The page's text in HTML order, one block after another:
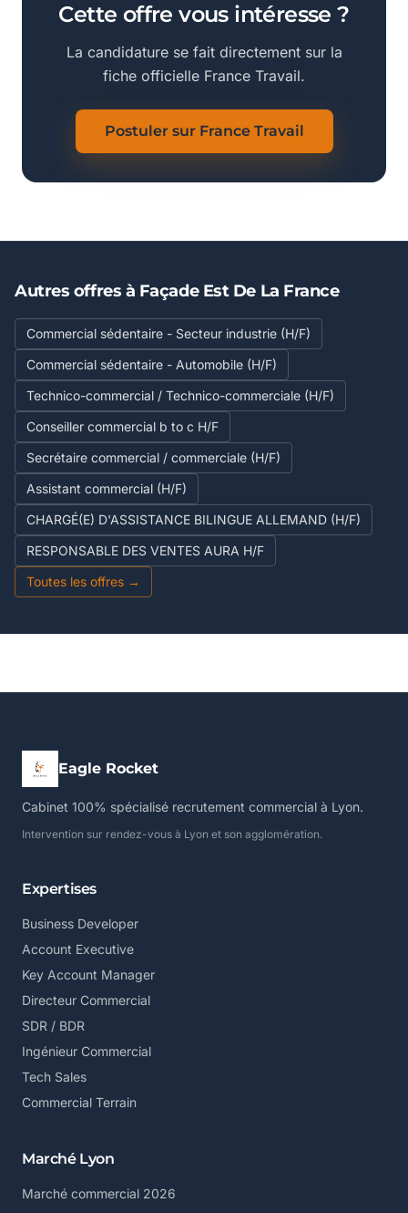
Cette offre vous intéresse ?
La candidature se fait directement sur la
fiche officielle France Travail.
Postuler sur France Travail
Autres offres à Façade Est De La France
Commercial sédentaire - Secteur industrie (H/F)
Commercial sédentaire - Automobile (H/F)
Technico-commercial / Technico-commerciale (H/F)
Conseiller commercial b to c H/F
Secrétaire commercial / commerciale (H/F)
Assistant commercial (H/F)
CHARGÉ(E) D'ASSISTANCE BILINGUE ALLEMAND (H/F)
RESPONSABLE DES VENTES AURA H/F
Toutes les offres →
Eagle Rocket
Cabinet 100% spécialisé recrutement commercial à Lyon.
Intervention sur rendez-vous à Lyon et son agglomération.
Expertises
Business Developer
Account Executive
Key Account Manager
Directeur Commercial
SDR / BDR
Ingénieur Commercial
Tech Sales
Commercial Terrain
Marché Lyon
Marché commercial 2026